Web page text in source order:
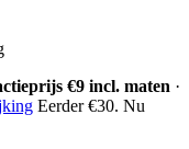
€9 incl. maten ·
Eerder €30. Nu